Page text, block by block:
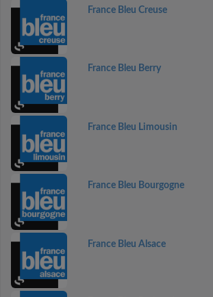
France Bleu Creuse
France Bleu Berry
France Bleu Limousin
France Bleu Bourgogne
France Bleu Alsace